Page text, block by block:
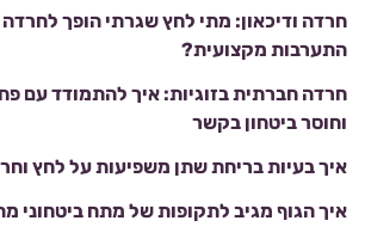
חרדה ודיכאון: מתי לחץ שגרתי הופך
התערבות מקצועית?
חרדה חברתית בזוגיות: איך להתמודד עם
וחוסר ביטחון בקשר
איך בעיות בריחת שתן משפיעות על לחץ
איך הגוף מגיב לתקופות של מתח ביטחוני